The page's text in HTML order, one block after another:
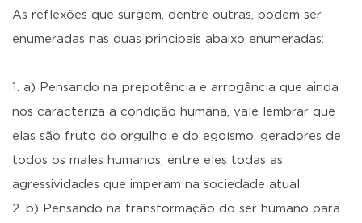
As reflexões que surgem, dentre outras, podem ser
enumeradas nas duas principais abaixo enumeradas:
a) Pensando na prepotência e arrogância que ainda
nos caracteriza a condição humana, vale lembrar que
elas são fruto do orgulho e do egoísmo, geradores de
todos os males humanos, entre eles todas as
agressividades que imperam na sociedade atual.
b) Pensando na transformação do ser humano para